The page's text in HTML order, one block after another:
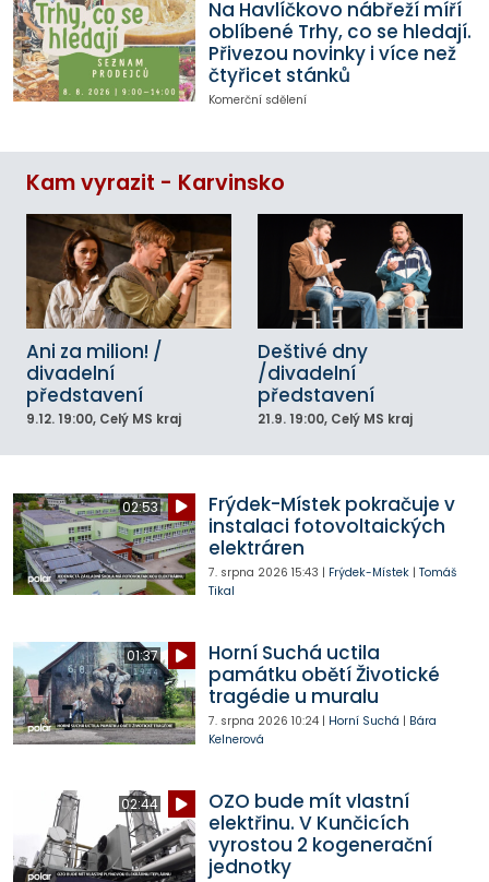
Na Havlíčkovo nábřeží míří
oblíbené Trhy, co se hledají.
Přivezou novinky i více než
čtyřicet stánků
Komerční sdělení
Kam vyrazit - Karvinsko
Ani za milion! /
divadelní
představení
9.12. 19:00, Celý MS kraj
Deštivé dny
/divadelní
představení
21.9. 19:00, Celý MS kraj
02:53
Frýdek-Místek pokračuje v
instalaci fotovoltaických
elektráren
7. srpna 2026 15:43 | Frýdek-Místek| Tomáš
Tikal
01:37
Horní Suchá uctila
památku obětí Životické
tragédie u muralu
7. srpna 2026 10:24| Horní Suchá | Bára
Kelnerová
02:44
OZO bude mít vlastní
elektřinu. V Kunčicích
vyrostou 2 kogenerační
jednotky